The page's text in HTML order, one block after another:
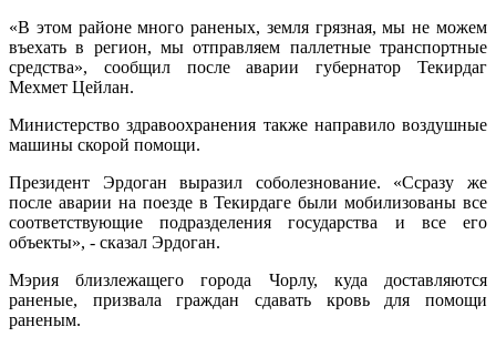
«В этом районе много раненых, земля грязная, мы не можем
въехать в регион, мы отправляем паллетные транспортные
средства», сообщил после аварии губернатор Текирдаг
Мехмет Цейлан.
Министерство здравоохранения также направило воздушные
машины скорой помощи.
Президент Эрдоган выразил соболезнование. «Ссразу же
после аварии на поезде в Текирдаге были мобилизованы все
соответствующие подразделения государства и все его
объекты», - сказал Эрдоган.
Мэрия близлежащего города Чорлу, куда доставляются
раненые, призвала граждан сдавать кровь для помощи
раненым.